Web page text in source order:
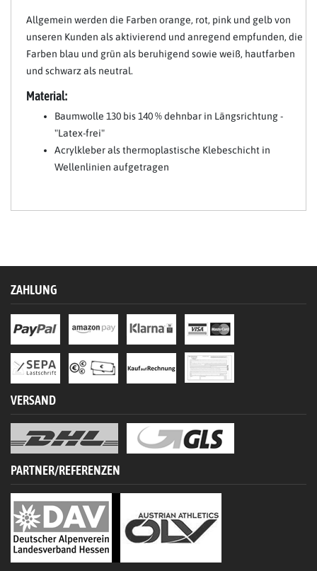
Allgemein werden die Farben orange, rot, pink und gelb von
unseren Kunden als aktivierend und anregend empfunden, die
Farben blau und grün als beruhigend sowie weiß, hautfarben
und schwarz als neutral.
Material:
Baumwolle 130 bis 140 % dehnbar in Längsrichtung -
"Latex-frei"
Acrylkleber als thermoplastische Klebeschicht in
Wellenlinien aufgetragen
ZAHLUNG
VERSAND
PARTNER/REFERENZEN